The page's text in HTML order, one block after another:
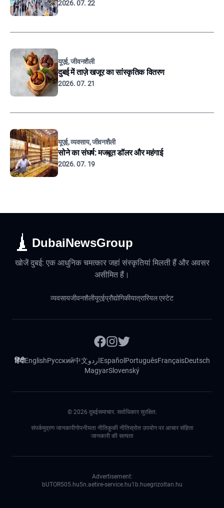
2026. 07. 22
यूएई, जीवनशैली
दुबई में ताज़े खजूर का सांस्कृतिक वितरण
2026. 07. 21
यूएई, व्यवसाय, जीवनशैली
सोने का संघर्ष: मजबूत डॉलर और महंगाई
2026. 07. 19
DubaiNewsGroup
खोजें दुबई: एक आधुनिक चमत्कार जहां संस्कृतियां मिलती हैं और अवसर
असीमित हैं।
व्यवसायजीवनशैलीयूएईप्रौद्योगिकीयात्रारियल एस्टेट
हिंदीEnglishРусский中文اردوEspañol PortuguêsFrançaisDeutsch
MagyarSlovenský
© 2026 दुबईसमाचार. सर्वाधिकार सुरक्षित.
संपर्कमुद्रण जानकारीगोपनीयता नीतिकुकी नीतिस्रोत उपयोग पर आचार संहिता
जानकारी की सत्यता
Advertisement:
bUTOR505.hu5n.aetire-service.hu1b.huegrizoltan.hu